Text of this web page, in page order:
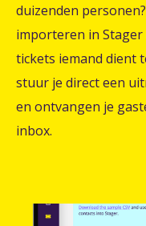
duizenden
importeren in Stager
tickets iemand dient
stuur je direct een
en ontvangen je
inbox.